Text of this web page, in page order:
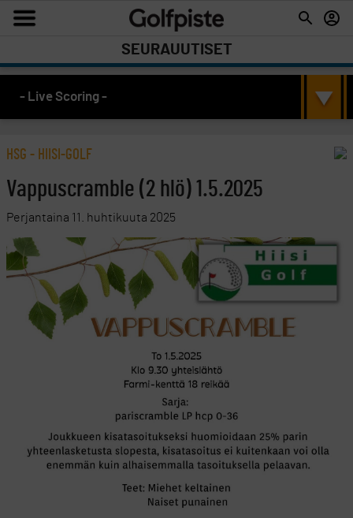
SEURAUUTISET
- Live Scoring -
HSG - HIISI-GOLF
Vappuscramble (2 hlö) 1.5.2025
Perjantaina 11. huhtikuuta 2025